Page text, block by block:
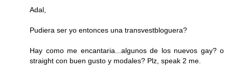
Adal,
Pudiera ser yo entonces una transvestbloguera?
Hay como me encantaria...algunos de los nuevos gay? o
straight con buen gusto y modales? Plz, speak 2 me.